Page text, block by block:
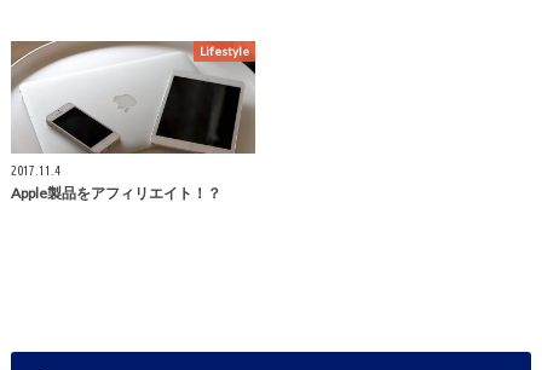
Lifestyle
2017.11.4
Apple製品をアフィリエイト！？